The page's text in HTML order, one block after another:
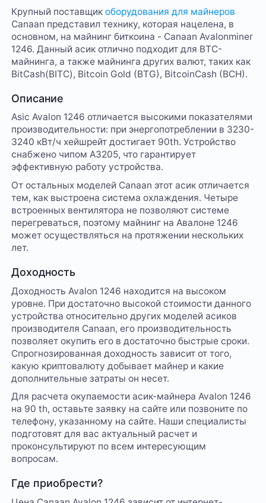
Крупный поставщикоборудования для майнеров
Canaan представил технику, которая нацелена, в
основном, на майнинг биткоина - Canaan Avalonminer
1246. Данный асик отлично подходит для BTC-
майнинга, а также майнинга других валют, таких как
BitCash(BITC), Bitcoin Gold (BTG), BitcoinCash (BCH).
Описание
Asic Avalon 1246 отличается высокими показателями
производительности: при энергопотреблении в 3230-
3240 кВт/ч хейшрейт достигает 90th. Устройство
снабжено чипом A3205, что гарантирует
эффективную работу устройства.
От остальных моделей Canaan этот асик отличается
тем, как выстроена система охлаждения. Четыре
встроенных вентилятора не позволяют системе
перегреваться, поэтому майнинг на Авалоне 1246
может осуществляться на протяжении нескольких
лет.
Доходность
Доходность Avalon 1246 находится на высоком
уровне. При достаточно высокой стоимости данного
устройства относительно других моделей асиков
производителя Canaan, его производительность
позволяет окупить его в достаточно быстрые сроки.
Спрогнозированная доходность зависит от того,
какую криптовалюту добывает майнер и какие
дополнительные затраты он несет.
Для расчета окупаемости асик-майнера Avalon 1246
на 90 th, оставьте заявку на сайте или позвоните по
телефону, указанному на сайте. Наши специалисты
подготовят для вас актуальный расчет и
проконсультируют по всем интересующим
вопросам.
Где приобрести?